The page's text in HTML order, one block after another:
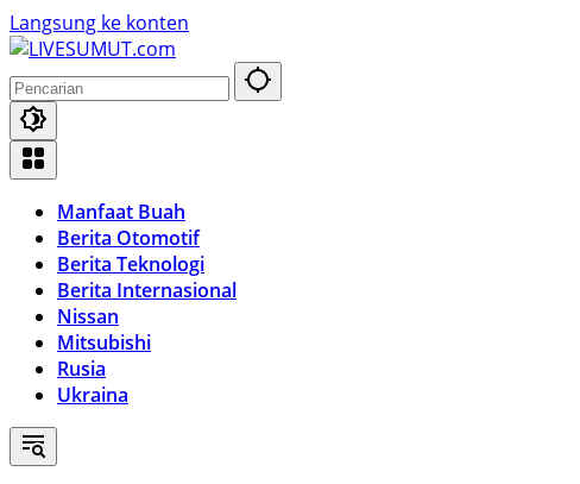
Langsung ke konten
Manfaat Buah
Berita Otomotif
Berita Teknologi
Berita Internasional
Nissan
Mitsubishi
Rusia
Ukraina